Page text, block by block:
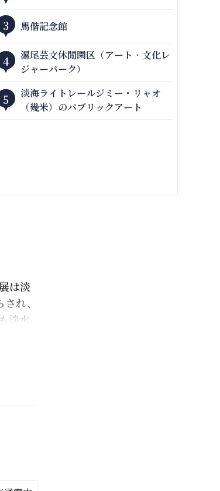
3 馬偕記念館
4
滬尾芸文休閒園区（アート‧文化レ
ジャーパーク）
5
淡海ライトレールジミー・リャオ
（幾米）のパブリックアート
は淡
れ、
淡水
館を